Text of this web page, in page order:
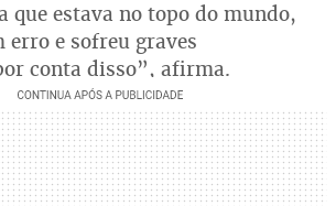
que estava no topo do mundo,
erro e sofreu graves
conta disso”, afirma.